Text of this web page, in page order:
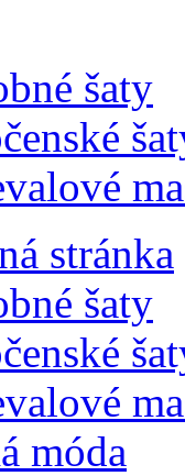
šaty
stránka
šaty
móda